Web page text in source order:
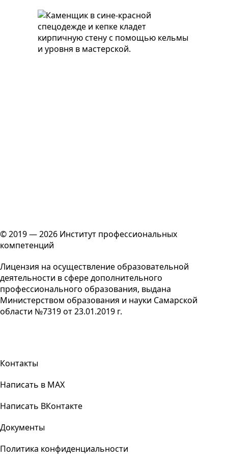
© 2019 — 2026 Институт профессиональных
компетенций
Лицензия на осуществление образовательной
деятельности в сфере дополнительного
профессионального образования, выдана
Министерством образования и науки Самарской
области №7319 от 23.01.2019 г.
Контакты
Написать в MAX
Написать ВКонтакте
Документы
Политика конфиденциальности